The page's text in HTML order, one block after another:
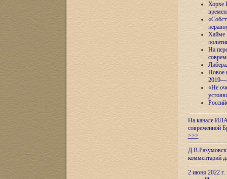
Хорхе
Хайме
На
Новое
«Не
На канале ИЛА
современной
>>>
комментарий
2 июня 2022 г.